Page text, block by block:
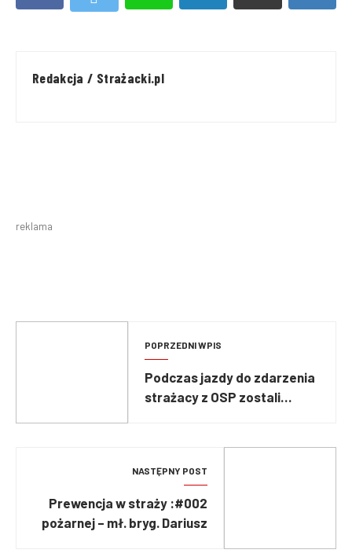
Redakcja / Strażacki.pl
reklama
POPRZEDNI WPIS
Podczas jazdy do zdarzenia
strażacy z OSP zostali
NASTĘPNY POST
#002: Prewencja w straży
pożarnej – mł. bryg. Dariusz